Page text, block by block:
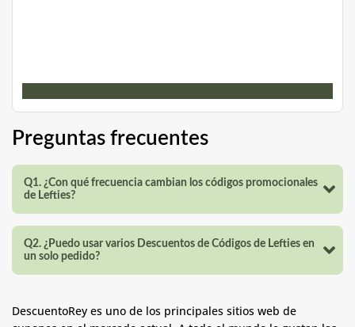
Preguntas frecuentes
Q1. ¿Con qué frecuencia cambian los códigos promocionales
de Lefties?
Q2. ¿Puedo usar varios Descuentos de Códigos de Lefties en
un solo pedido?
DescuentoRey es uno de los principales sitios web de